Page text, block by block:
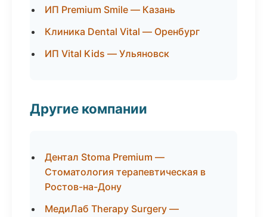
ИП Premium Smile — Казань
Клиника Dental Vital — Оренбург
ИП Vital Kids — Ульяновск
Другие компании
Дентал Stoma Premium —
Стоматология терапевтическая в
Ростов-на-Дону
МедиЛаб Therapy Surgery —